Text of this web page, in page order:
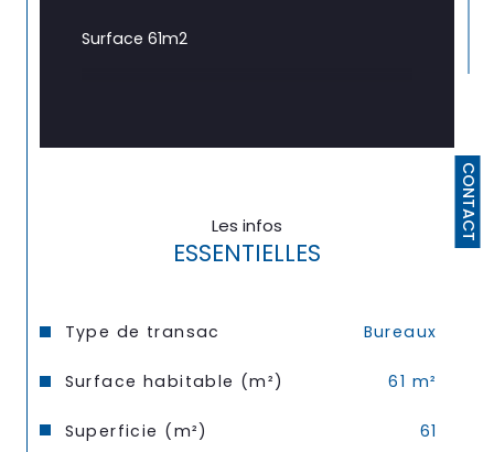
CONTACT
Les infos
ESSENTIELLES
Caractéristiques Valeurs
Type de transac Bureaux
Surface habitable (m²) 61 m²
Superficie (m²) 61
Surface 61m2